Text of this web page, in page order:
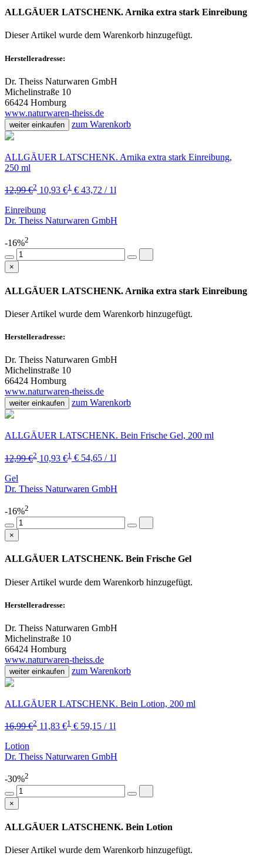
ALLGÄUER LATSCHENK. Arnika extra stark Einreibung
Dieser Artikel wurde dem Warenkorb hinzugefügt.
Herstelleradresse:
Dr. Theiss Naturwaren GmbH
Michelinstraße 10
66424 Homburg
www.naturwaren-theiss.de
weiter einkaufen zum Warenkorb
ALLGÄUER LATSCHENK. Arnika extra stark Einreibung,
250 ml
12,99 €2 10,93 €1 € 43,72 / 1l
Einreibung
Dr. Theiss Naturwaren GmbH
-16%2
×
ALLGÄUER LATSCHENK. Arnika extra stark Einreibung
Dieser Artikel wurde dem Warenkorb hinzugefügt.
Herstelleradresse:
Dr. Theiss Naturwaren GmbH
Michelinstraße 10
66424 Homburg
www.naturwaren-theiss.de
weiter einkaufen zum Warenkorb
ALLGÄUER LATSCHENK. Bein Frische Gel, 200 ml
12,99 €2 10,93 €1 € 54,65 / 1l
Gel
Dr. Theiss Naturwaren GmbH
-16%2
×
ALLGÄUER LATSCHENK. Bein Frische Gel
Dieser Artikel wurde dem Warenkorb hinzugefügt.
Herstelleradresse:
Dr. Theiss Naturwaren GmbH
Michelinstraße 10
66424 Homburg
www.naturwaren-theiss.de
weiter einkaufen zum Warenkorb
ALLGÄUER LATSCHENK. Bein Lotion, 200 ml
16,99 €2 11,83 €1 € 59,15 / 1l
Lotion
Dr. Theiss Naturwaren GmbH
-30%2
×
ALLGÄUER LATSCHENK. Bein Lotion
Dieser Artikel wurde dem Warenkorb hinzugefügt.